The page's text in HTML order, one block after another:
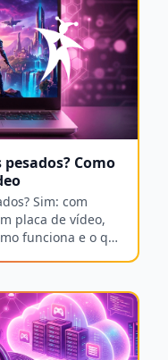
Como
Sim: com
placa de vídeo,
funciona e o que